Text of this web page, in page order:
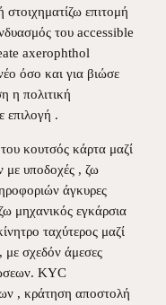
επιτομή
του accessible
axerophthol
όσο και για βιώσε
η πολιτική
επιλογή .
κουτσός κάρτα μαζί
με υποδοχές , ζω
άγκυρες
μηχανικός εγκάρσια
ταχύτερος μαζί
σχεδόν άμεσες
KYC
, κράτηση αποστολή